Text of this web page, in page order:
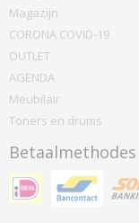
Magazijn
CORONA COVID-19
OUTLET
AGENDA
Meubilair
Toners en drums
Betaalmethodes